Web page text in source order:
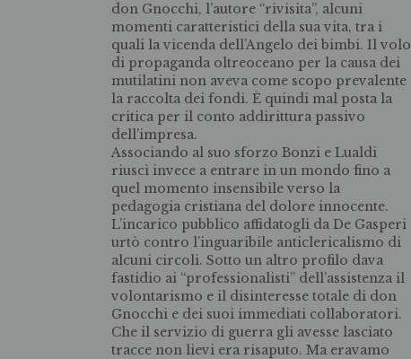
don Gnocchi, l’autore “rivisita”, alcuni
momenti caratteristici della sua vita, tra i
quali la vicenda dell’Angelo dei bimbi. Il volo
di propaganda oltreoceano per la causa dei
mutilatini non aveva come scopo prevalente
la raccolta dei fondi. È quindi mal posta la
critica per il conto addirittura passivo
dell’impresa.
Associando al suo sforzo Bonzi e Lualdi
riuscì invece a entrare in un mondo fino a
quel momento insensibile verso la
pedagogia cristiana del dolore innocente.
L’incarico pubblico affidatogli da De Gasperi
urtò contro l’inguaribile anticlericalismo di
alcuni circoli. Sotto un altro profilo dava
fastidio ai “professionalisti” dell’assistenza il
volontarismo e il disinteresse totale di don
Gnocchi e dei suoi immediati collaboratori.
Che il servizio di guerra gli avesse lasciato
tracce non lievi era risaputo. Ma eravamo